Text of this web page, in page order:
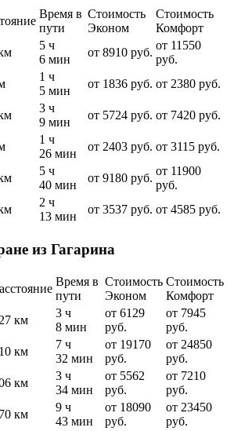
Время в
пути
Стоимость
Эконом
Стоимость
Комфорт
5 ч
6 мин
от 8910 руб.
от 11550
руб.
1 ч
5 мин
от 1836 руб. от 2380 руб.
3 ч
9 мин
от 5724 руб. от 7420 руб.
1 ч
26 мин
от 2403 руб. от 3115 руб.
5 ч
40 мин
от 9180 руб.
от 11900
руб.
2 ч
13 мин
от 3537 руб. от 4585 руб.
из Гагарина
Время в
пути
Стоимость
Эконом
Стоимость
Комфорт
км
3 ч
8 мин
от 6129
руб.
от 7945
руб.
км
7 ч
32 мин
от 19170
руб.
от 24850
руб.
км
3 ч
34 мин
от 5562
руб.
от 7210
руб.
км
9 ч
43 мин
от 18090
руб.
от 23450
руб.